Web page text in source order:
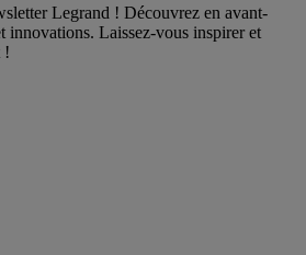
Legrand ! Découvrez en avant-
innovations. Laissez-vous inspirer et
!